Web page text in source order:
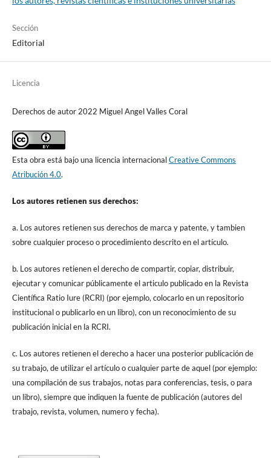
Sección
Editorial
Licencia
Derechos de autor 2022 Miguel Angel Valles Coral
Esta obra está bajo una licencia internacionalCreative Commons
Atribución 4.0.
Los autores retienen sus derechos:
a. Los autores retienen sus derechos de marca y patente, y tambien
sobre cualquier proceso o procedimiento descrito en el artículo.
b. Los autores retienen el derecho de compartir, copiar, distribuir,
ejecutar y comunicar públicamente el articulo publicado en la Revista
Científica Ratio Iure (RCRI) (por ejemplo, colocarlo en un repositorio
institucional o publicarlo en un libro), con un reconocimiento de su
publicación inicial en la RCRI.
c. Los autores retienen el derecho a hacer una posterior publicación de
su trabajo, de utilizar el artículo o cualquier parte de aquel (por ejemplo:
una compilación de sus trabajos, notas para conferencias, tesis, o para
un libro), siempre que indiquen la fuente de publicación (autores del
trabajo, revista, volumen, numero y fecha).